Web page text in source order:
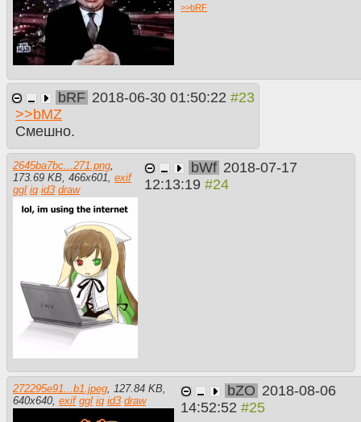
>>bRF
bRF 2018-06-30 01:50:22
>>bMZ
Смешно.
2645ba7bc...271.png,
173.69 KB, 466x601, exif
ggl iq id3 draw
bWf 2018-07-17
12:13:19
272295e91...b1.jpeg, 127.84 KB,
640x640, exif ggl iq id3 draw
bZO 2018-08-06
14:52:52